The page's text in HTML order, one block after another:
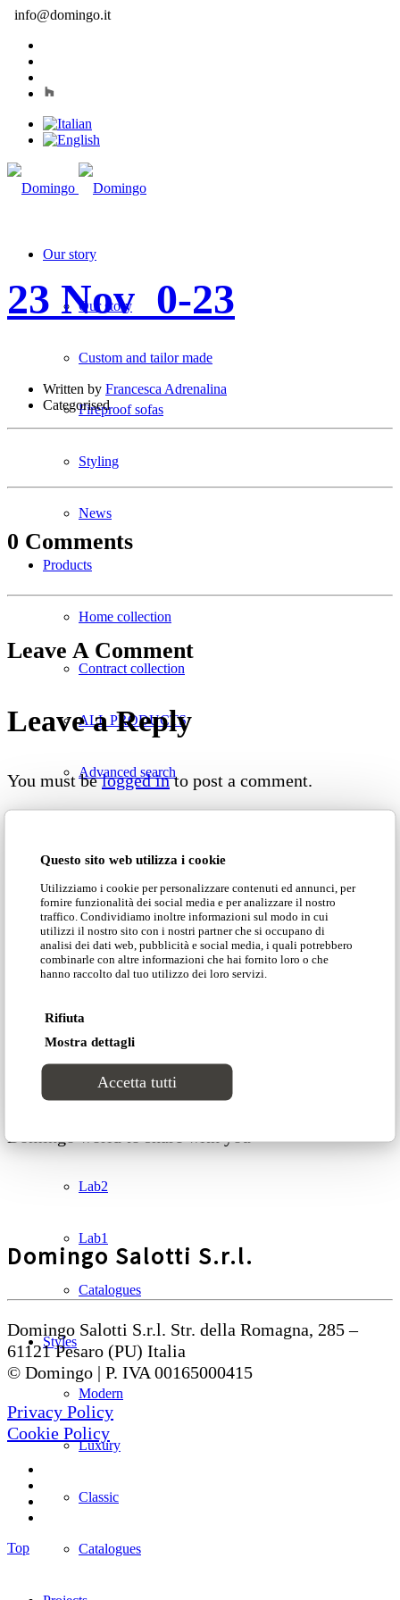
Questo sito web utilizza i cookie
Utilizziamo i cookie per personalizzare contenuti ed annunci, per
fornire funzionalità dei social media e per analizzare il nostro
traffico. Condividiamo inoltre informazioni sul modo in cui
utilizzi il nostro sito con i nostri partner che si occupano di
analisi dei dati web, pubblicità e social media, i quali potrebbero
combinarle con altre informazioni che hai fornito loro o che
hanno raccolto dal tuo utilizzo dei loro servizi.
Rifiuta
Mostra dettagli
Accetta tutti
info@domingo.it
Our story
Our story
Custom and tailor made
Fireproof sofas
Styling
News
Products
Home collection
Contract collection
ALL PRODUCTS
Advanced search
Groove
Tracks
Sweet dreams
Lab2
Lab1
Catalogues
Styles
Modern
Luxury
Classic
Catalogues
23 Nov _0-23
Written by Francesca Adrenalina
Categorised
0 Comments
Leave A Comment
Leave a Reply
You must belogged into post a comment.
NEWS»
COLLECTIONS»
PROJECTS»
CATALOGUES»
CONTACTS»
Follow our network
Domingo world to share with you
Domingo Salotti S.r.l.
Domingo Salotti S.r.l. Str. della Romagna, 285 –
61121 Pesaro (PU) Italia
© Domingo | P. IVA 00165000415
Privacy Policy
Cookie Policy
Top